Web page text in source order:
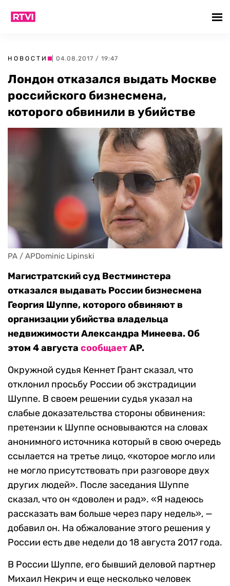
НОВОСТИ | 04.08.2017 / 19:47
Лондон отказался выдать Москве
российского бизнесмена,
которого обвинили в убийстве
PA / APDominic Lipinski
Магистратский суд Вестминстера
отказался выдавать России бизнесмена
Георгия Шуппе, которого обвиняют в
организации убийства владельца
недвижимости Александра Минеева. Об
этом 4 августа сообщаетAP.
Окружной судья Кеннет Грант сказал, что
отклонил просьбу России об экстрадиции
Шуппе. В своем решении судья указал на
слабые доказательства стороны обвинения:
претензии к Шуппе основываются на словах
анонимного источника который в свою очередь
ссылается на третье лицо, «которое могло или
не могло присутствовать при разговоре двух
других людей». После заседания Шуппе
сказал, что он «доволен и рад». «Я надеюсь
рассказать вам больше через пару недель», —
добавил он. На обжалование этого решения у
России есть две недели до 18 августа 2017 года.
В России Шуппе, его бывший деловой партнер
Михаил Некрич и еще несколько человек